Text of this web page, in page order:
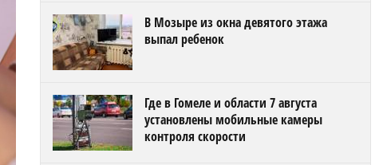
В Мозыре из окна девятого этажа
выпал ребенок
Где в Гомеле и области 7 августа
установлены мобильные камеры
контроля скорости